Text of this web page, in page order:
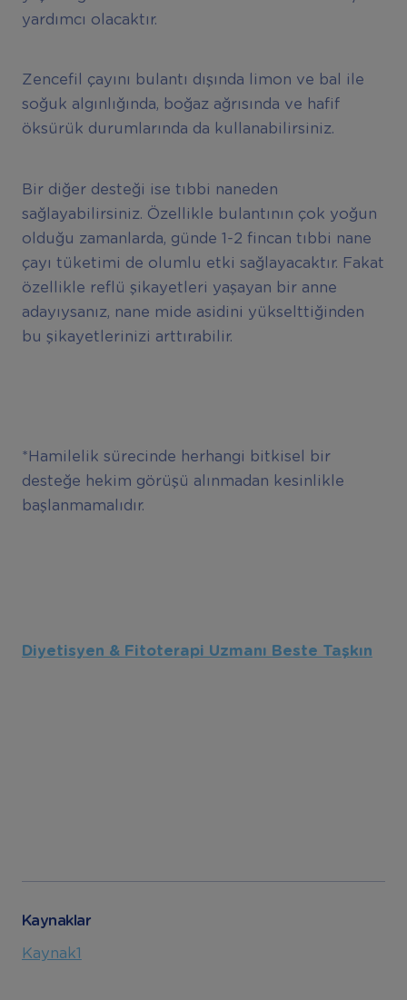
yardımcı olacaktır.
Zencefil çayını bulantı dışında limon ve bal ile
soğuk algınlığında, boğaz ağrısında ve hafif
öksürük durumlarında da kullanabilirsiniz.
Bir diğer desteği ise tıbbi naneden
sağlayabilirsiniz. Özellikle bulantının çok yoğun
olduğu zamanlarda, günde 1-2 fincan tıbbi nane
çayı tüketimi de olumlu etki sağlayacaktır. Fakat
özellikle reflü şikayetleri yaşayan bir anne
adayıysanız, nane mide asidini yükselttiğinden
bu şikayetlerinizi arttırabilir.
*Hamilelik sürecinde herhangi bitkisel bir
desteğe hekim görüşü alınmadan kesinlikle
başlanmamalıdır.
Diyetisyen & Fitoterapi Uzmanı Beste Taşkın
Kaynaklar
Kaynak1